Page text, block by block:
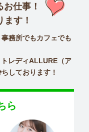
仕事！
す！
務所でもカフェでも
レディALLURE（ア
しております！
ら